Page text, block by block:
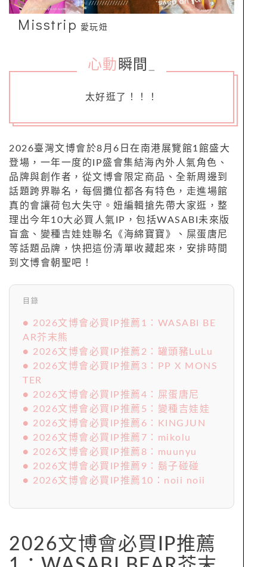
Misstrip 愛玩妞
心動 瞬間
太好逛了！！！
2026臺灣文博會於8月6日在南港展覽館1館盛大
登場，一年一度的IP盛會集結海內外人氣角色、
品牌與創作者，從文博會限定商品、全新周邊到
話題跨界聯名，每個攤位都各有特色，走進場館
真的會讓荷包大失守。妞編輯搶先帶大家逛，整
理出今年10大必買人氣IP，包括WASABI未來版
盲盒、變種吉娃娃聯名《海綿寶寶》、屎蛋唐尼
等話題品牌，快把這份清單收藏起來，安排時間
到文博會朝聖吧！
目錄
● 2026文博會必買IP推薦1：WASABI BE
AR芥末熊
● 2026文博會必買IP推薦2：罐頭豬LuLu
● 2026文博會必買IP推薦3：PP X MONS
TER
● 2026文博會必買IP推薦4：屎蛋唐尼
● 2026文博會必買IP推薦5：變種吉娃娃
● 2026文博會必買IP推薦6：KINGJUN
● 2026文博會必買IP推薦7：mikolu
● 2026文博會必買IP推薦8：muunyu
● 2026文博會必買IP推薦9：鬍子碰碰
● 2026文博會必買IP推薦10：noii noii
2026文博會必買IP推薦